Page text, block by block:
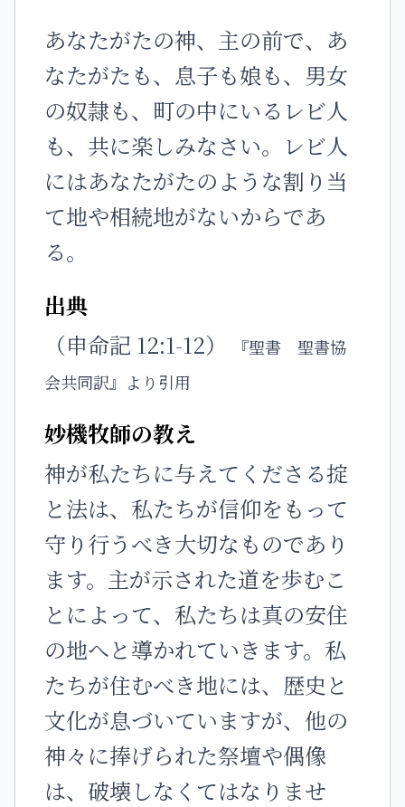
あなたがたの神、主の前で、あ
なたがたも、息子も娘も、男女
の奴隷も、町の中にいるレビ人
も、共に楽しみなさい。レビ人
にはあなたがたのような割り当
て地や相続地がないからであ
る。
出典
（申命記 12:1-12）
『聖書 聖書協
会共同訳』より引用
妙機牧師の教え
神が私たちに与えてくださる掟
と法は、私たちが信仰をもって
守り行うべき大切なものであり
ます。主が示された道を歩むこ
とによって、私たちは真の安住
の地へと導かれていきます。私
たちが住むべき地には、歴史と
文化が息づいていますが、他の
神々に捧げられた祭壇や偶像
は、破壊しなくてはなりませ